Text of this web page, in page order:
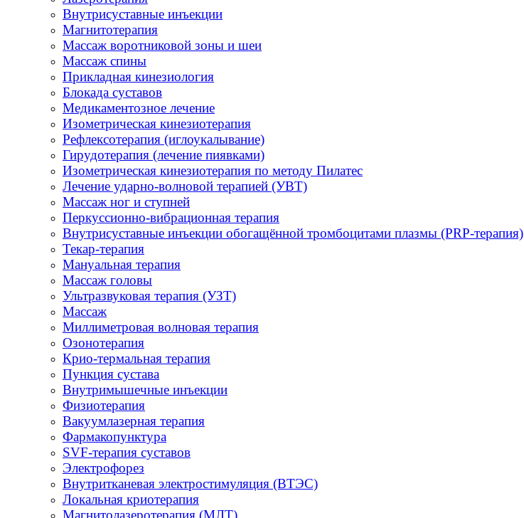
Внутрисуставные инъекции
Магнитотерапия
Массаж воротниковой зоны и шеи
Массаж спины
Прикладная кинезиология
Блокада суставов
Медикаментозное лечение
Изометрическая кинезиотерапия
Рефлексотерапия (иглоукалывание)
Гирудотерапия (лечение пиявками)
Изометрическая кинезиотерапия по методу Пилатес
Лечение ударно-волновой терапией (УВТ)
Массаж ног и ступней
Перкуссионно-вибрационная терапия
Внутрисуставные инъекции обогащённой тромбоцитами плазмы (PRP-терапия)
Текар-терапия
Мануальная терапия
Массаж головы
Ультразвуковая терапия (УЗТ)
Массаж
Миллиметровая волновая терапия
Озонотерапия
Крио-термальная терапия
Пункция сустава
Внутримышечные инъекции
Физиотерапия
Вакуумлазерная терапия
Фармакопунктура
SVF-терапия суставов
Электрофорез
Внутритканевая электростимуляция (ВТЭС)
Локальная криотерапия
Магнитолазеротерапия (МЛТ)